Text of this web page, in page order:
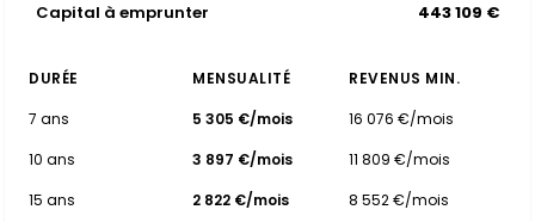
Capital à emprunter 443 109 €
DURÉE MENSUALITÉ
REVENUS MIN.
7 ans
5 305 €/mois
16 076 €/mois
10 ans
3 897 €/mois
11 809 €/mois
15 ans
2 822 €/mois
8 552 €/mois